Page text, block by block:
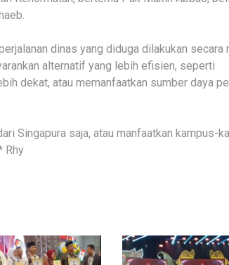
dinas yang diduga dilakukan secara
alternatif yang lebih efisien, seperti
dekat, atau memanfaatkan sumber daya
Singapura saja, atau manfaatkan kampus-
Rhy